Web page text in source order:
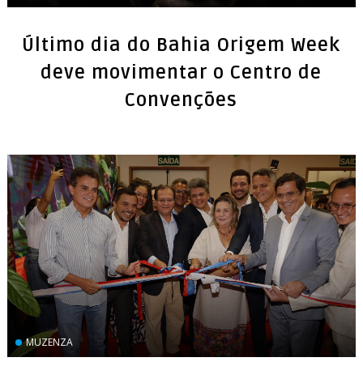
Último dia do Bahia Origem Week
deve movimentar o Centro de
Convenções
MUZENZA